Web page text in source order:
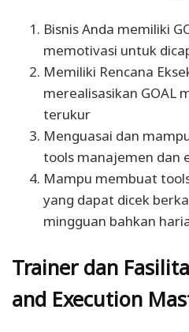
Bisnis Anda memiliki
memotivasi untuk
Memiliki Rencana
merealisasikan GOAL
terukur
Menguasai dan
tools manajemen dan
Mampu membuat
yang dapat dicek
mingguan bahkan
Trainer dan
and Execution